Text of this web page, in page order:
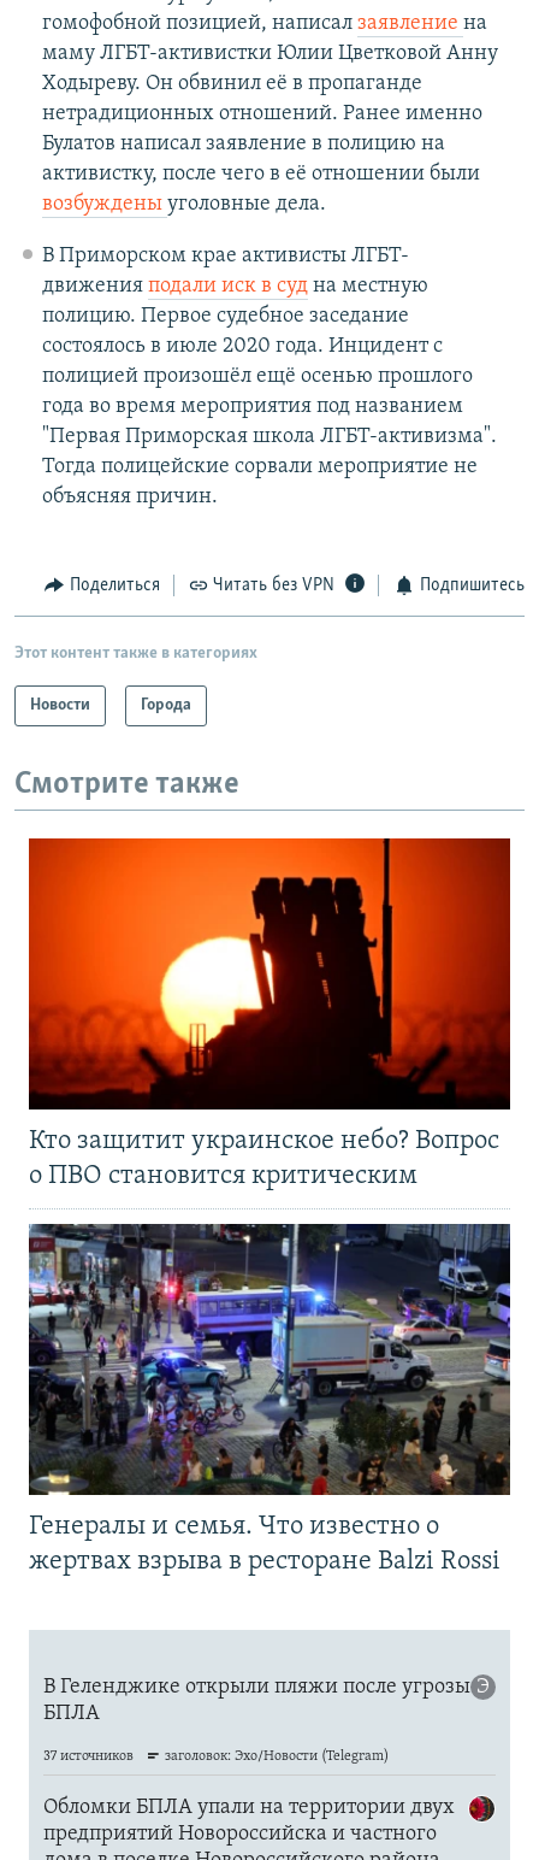
гомофобной позицией, написал заявление на
маму ЛГБТ-активистки Юлии Цветковой Анну
Ходыреву. Он обвинил её в пропаганде
нетрадиционных отношений. Ранее именно
Булатов написал заявление в полицию на
активистку, после чего в её отношении были
возбуждены уголовные дела.
В Приморском крае активисты ЛГБТ-
движения подали иск в судна местную
полицию. Первое судебное заседание
состоялось в июле 2020 года. Инцидент с
полицией произошёл ещё осенью прошлого
года во время мероприятия под названием
"Первая Приморская школа ЛГБТ-активизма".
Тогда полицейские сорвали мероприятие не
объясняя причин.
Поделиться Читать без VPN Подпишитесь
Этот контент также в категориях
Новости Города
Смотрите также
Кто защитит украинское небо? Вопрос
о ПВО становится критическим
Генералы и семья. Что известно о
жертвах взрыва в ресторане Balzi Rossi